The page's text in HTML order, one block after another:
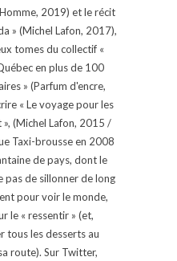
2019) et le récit
» (Michel Lafon, 2017),
tomes du collectif «
en plus de 100
» (Parfum d'encre,
« Le voyage pour les
(Michel Lafon, 2015 /
Taxi-brousse en 2008
de pays, dont le
pas de sillonner de long
pour voir le monde,
le « ressentir » (et,
tous les desserts au
route). Sur Twitter,